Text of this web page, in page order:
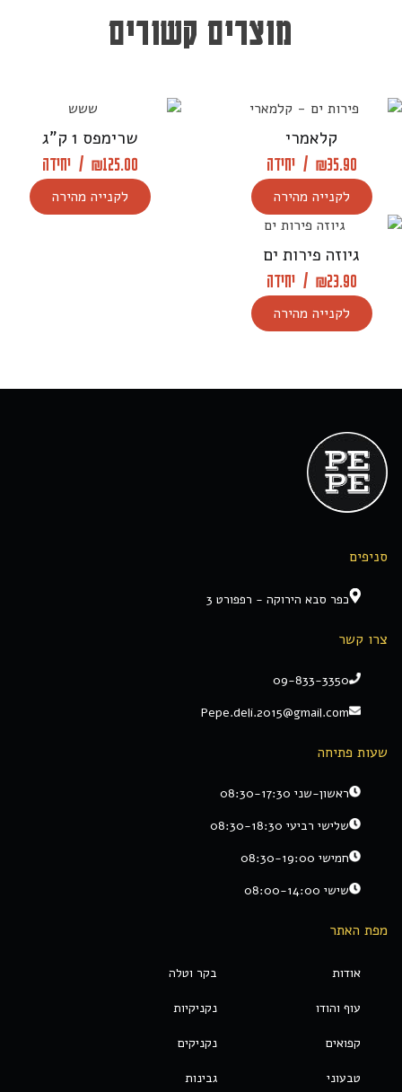
מוצרים קשורים
קלאמרי
₪35.90
/ יחידה
לקנייה מהירה
שרימפס 1 ק”ג
₪125.00
/ יחידה
לקנייה מהירה
גיוזה פירות ים
₪23.90
/ יחידה
לקנייה מהירה
סניפים
כפר סבא הירוקה - רפפורט 3
צרו קשר
09-833-3350
Pepe.deli.2015@gmail.com
שעות פתיחה
ראשון-שני 08:30-17:30
שלישי רביעי 08:30-18:30
חמישי 08:30-19:00
שישי 08:00-14:00
מפת האתר
אודות בקר וטלה
עוף והודו נקניקיות
קפואים נקניקים
טבעוני גבינות